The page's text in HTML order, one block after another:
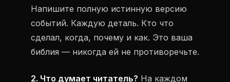
Напишите полную истинную версию
событий. Каждую деталь. Кто что
сделал, когда, почему и как. Это ваша
библия — никогда ей не противоречьте.
2. Что думает читатель? На каждом